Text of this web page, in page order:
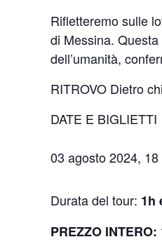
Rifletteremo sulle
di Messina.
dell’umanità,
RITROVO Dietro
DATE E BIGLIETTI
03 agosto 2024,
Durata del tour: 1h
PREZZO INTERO: